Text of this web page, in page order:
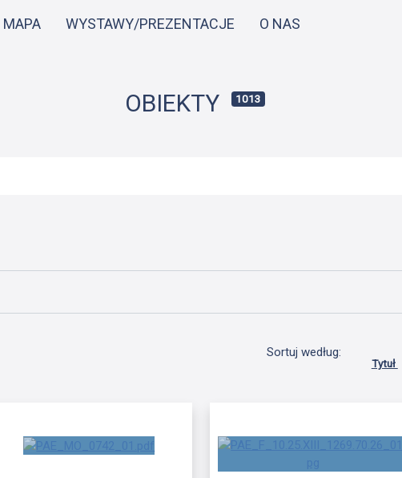
do
MAPA WYSTAWY/PREZENTACJE O NAS
OBIEKTY 1013
Sortuj według:
Tytuł